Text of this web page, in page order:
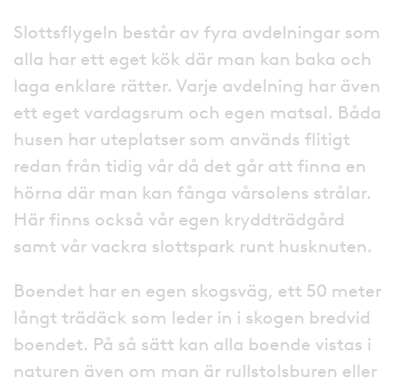
Slottsflygeln består av fyra avdelningar som
alla har ett eget kök där man kan baka och
laga enklare rätter. Varje avdelning har även
ett eget vardagsrum och egen matsal. Båda
husen har uteplatser som används flitigt
redan från tidig vår då det går att finna en
hörna där man kan fånga vårsolens strålar.
Här finns också vår egen kryddträdgård
samt vår vackra slottspark runt husknuten.
Boendet har en egen skogsväg, ett 50 meter
långt trädäck som leder in i skogen bredvid
boendet. På så sätt kan alla boende vistas i
naturen även om man är rullstolsburen eller